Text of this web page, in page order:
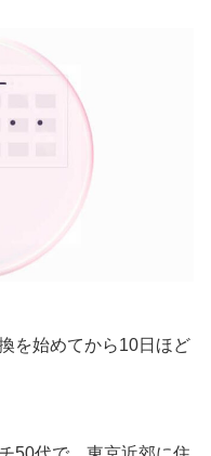
を始めてから10日ほど